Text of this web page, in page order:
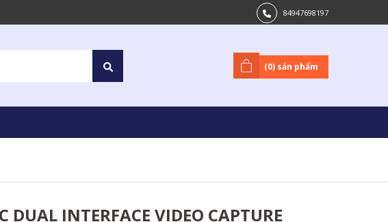
84947698197
(0) sản phẩm
DUAL INTERFACE VIDEO CAPTURE